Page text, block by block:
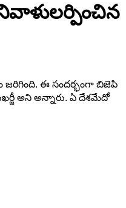
ఈ సందర్భంగా బిజెపి
అని అన్నారు. ఏ దేశమేదో